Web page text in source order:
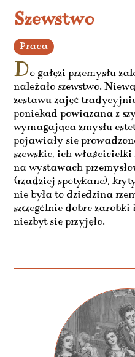
Szewstwo
Praca
Do gałęzi przemysłu
należało szewstwo.
zestawu zajęć
poniekąd powiązana z
wymagająca zmysłu
pojawiały się
szewskie, ich
na wystawach
(rzadziej spotykane),
nie była to dziedzina
szczególnie dobre
niezbyt się przyjęło.